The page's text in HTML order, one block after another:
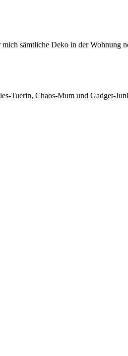
sämtliche Deko in der
Tuerin, Chaos-Mum und Gadget-